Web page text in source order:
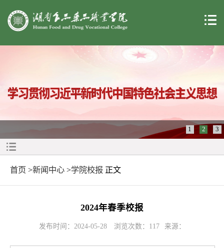
1 2 3
首页 >新闻中心 >学院校报 正文
2024年春季校报
发布时间：2024-05-28 浏览次数： 117 来源：